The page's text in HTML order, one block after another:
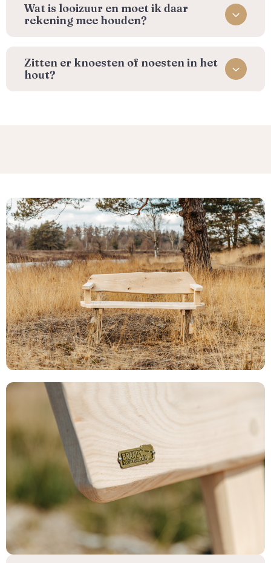
Wat is looizuur en moet ik daar
rekening mee houden?
Zitten er knoesten of noesten in het
hout?